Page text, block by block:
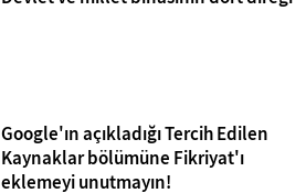
Google'ın açıkladığı Tercih Edilen
Kaynaklar bölümüne Fikriyat'ı
eklemeyi unutmayın!